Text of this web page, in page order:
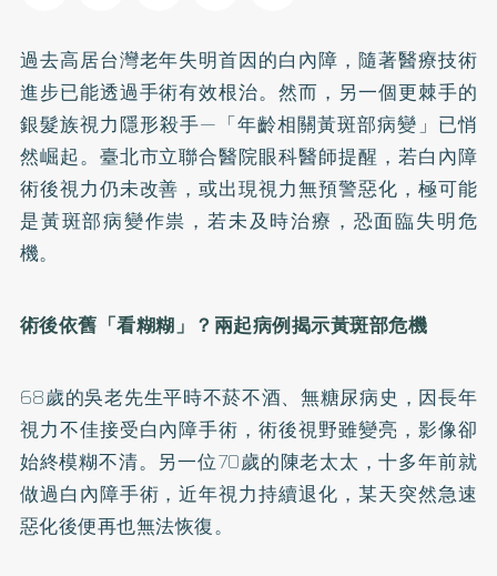
過去高居台灣老年失明首因的白內障，隨著醫療技術
進步已能透過手術有效根治。然而，另一個更棘手的
銀髮族視力隱形殺手—「年齡相關黃斑部病變」已悄
然崛起。臺北市立聯合醫院眼科醫師提醒，若白內障
術後視力仍未改善，或出現視力無預警惡化，極可能
是黃斑部病變作祟，若未及時治療，恐面臨失明危
機。
術後依舊「看糊糊」？兩起病例揭示黃斑部危機
68歲的吳老先生平時不菸不酒、無糖尿病史，因長年
視力不佳接受白內障手術，術後視野雖變亮，影像卻
始終模糊不清。另一位70歲的陳老太太，十多年前就
做過白內障手術，近年視力持續退化，某天突然急速
惡化後便再也無法恢復。